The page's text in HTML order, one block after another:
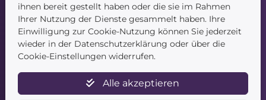
Service
ihnen bereit gestellt haben oder die sie im Rahmen
Ihrer Nutzung der Dienste gesammelt haben. Ihre
Einwilligung zur Cookie-Nutzung können Sie jederzeit
wieder in der Datenschutzerklärung oder über die
Cookie-Einstellungen widerrufen.
Alle akzeptieren